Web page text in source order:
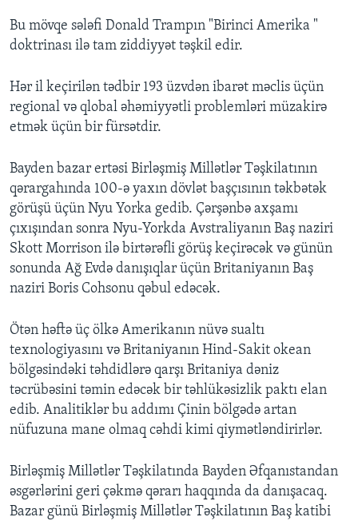
Bu mövqe sələfi Donald Trampın "Birinci Amerika "
doktrinası ilə tam ziddiyyət təşkil edir.
Hər il keçirilən tədbir 193 üzvdən ibarət məclis üçün
regional və qlobal əhəmiyyətli problemləri müzakirə
etmək üçün bir fürsətdir.
Bayden bazar ertəsi Birləşmiş Millətlər Təşkilatının
qərargahında 100-ə yaxın dövlət başçısının təkbətək
görüşü üçün Nyu Yorka gedib. Çərşənbə axşamı
çıxışından sonra Nyu-Yorkda Avstraliyanın Baş naziri
Skott Morrison ilə birtərəfli görüş keçirəcək və günün
sonunda Ağ Evdə danışıqlar üçün Britaniyanın Baş
naziri Boris Cohsonu qəbul edəcək.
Ötən həftə üç ölkə Amerikanın nüvə sualtı
texnologiyasını və Britaniyanın Hind-Sakit okean
bölgəsindəki təhdidlərə qarşı Britaniya dəniz
təcrübəsini təmin edəcək bir təhlükəsizlik paktı elan
edib. Analitiklər bu addımı Çinin bölgədə artan
nüfuzuna mane olmaq cəhdi kimi qiymətləndirirlər.
Birləşmiş Millətlər Təşkilatında Bayden Əfqanıstandan
əsgərlərini geri çəkmə qərarı haqqında da danışacaq.
Bazar günü Birləşmiş Millətlər Təşkilatının Baş katibi